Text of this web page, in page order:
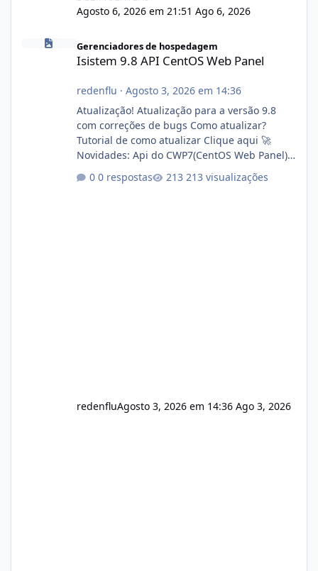
Agosto 6, 2026 em 21:51 Ago 6, 2026
Gerenciadores de hospedagem
Isistem 9.8 API CentOS Web Panel
redenflu · Agosto 3, 2026 em 14:36
Atualização! Atualização para a versão 9.8
com correções de bugs Como atualizar?
Tutorial de como atualizar Clique aqui 🚀
Novidades: Api do CWP7(CentOS Web Panel)
autorizado a usasr o isistem:
0 respostas 213 visualizações
redenfluAgosto 3, 2026 em 14:36 Ago 3, 2026